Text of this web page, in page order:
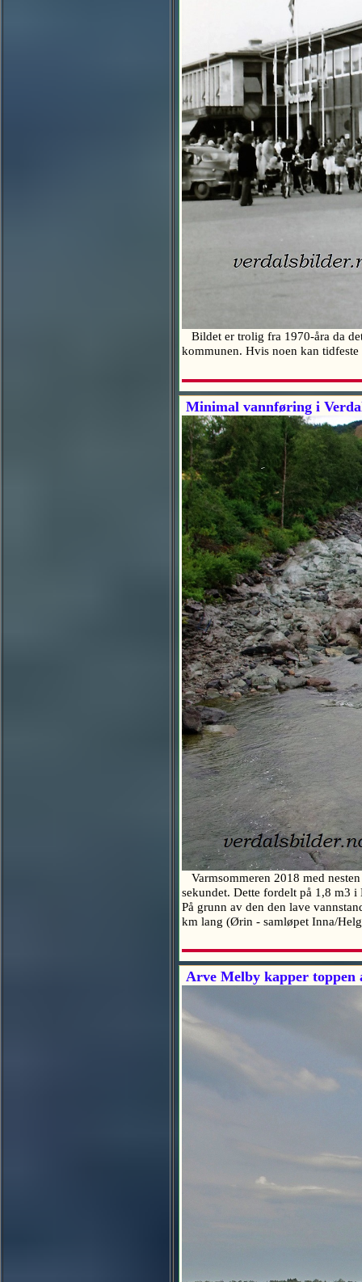
Bildet er trolig fra 1970-åra da
kommunen. Hvis noen kan
Minimal vannføring i
Varmsommeren 2018 med
sekundet. Dette fordelt på 1,8 m3
På grunn av den den lave
km lang (Ørin - samløpet Inna/
Arve Melby kapper toppen